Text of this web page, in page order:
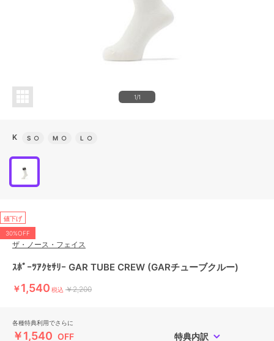
1/1
K S ○ M ○ L ○
値下げ
30%OFF
ザ・ノース・フェイス
ｽﾎﾟｰﾂｱｸｾｻﾘｰ GAR TUBE CREW (GARチューブクルー)
￥1,540 税込 ￥2,200
各種特典利用でさらに
￥1,540 OFF 特典内訳